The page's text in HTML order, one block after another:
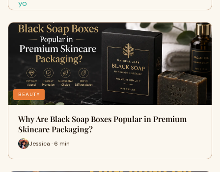
BEAUTY
Why Are Black Soap Boxes Popular in Premium
Skincare Packaging?
Jessica · 6 min